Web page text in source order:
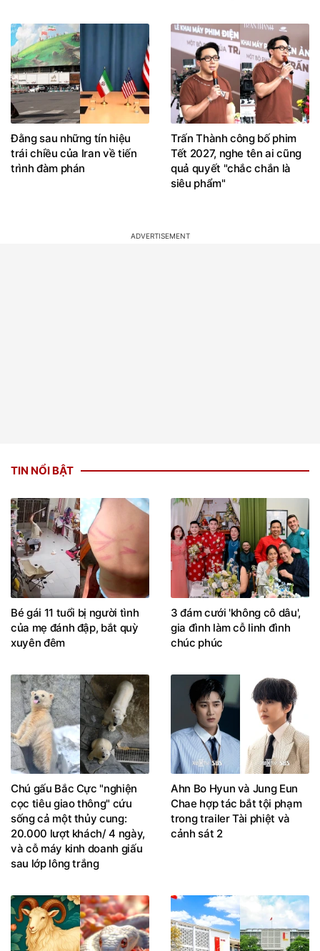
Đằng sau những tín hiệu
trái chiều của Iran về tiến
trình đàm phán
Trấn Thành công bố phim
Tết 2027, nghe tên ai cũng
quả quyết "chắc chắn là
siêu phẩm"
TIN NỔI BẬT
Bé gái 11 tuổi bị người tình
của mẹ đánh đập, bắt quỳ
xuyên đêm
3 đám cưới 'không cô dâu',
gia đình làm cỗ linh đình
chúc phúc
Chú gấu Bắc Cực "nghiện
cọc tiêu giao thông" cứu
sống cả một thủy cung:
20.000 lượt khách/ 4 ngày,
và cỗ máy kinh doanh giấu
sau lớp lông trắng
Ahn Bo Hyun và Jung Eun
Chae hợp tác bắt tội phạm
trong trailer Tài phiệt và
cảnh sát 2